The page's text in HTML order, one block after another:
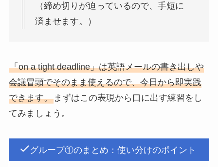
（締め切りが迫っているので、手短に
済ませます。）
「on a tight deadline」は英語メールの書き出しや
会議冒頭でそのまま使えるので、今日から即実践
できます。まずはこの表現から口に出す練習をし
てみましょう。
グループ①のまとめ：使い分けのポイント